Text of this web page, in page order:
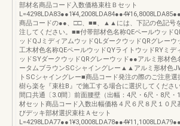
部材名商品コード入数価格束柱Ｂセット
商品コードの●●、□□、■■、▲▲には、下記の色記号
注してください。■■付帯部材色名称QEペールウッド
ッドQJミディアムウッドQLダークウッドQRグレーウ
工木材色名称QEペールウッドQYライトウッドRYミデ
ッドSYダークウッドQRグレーウッド●●アルミ形材色
ータムブラウンSCシャイングレー▲▲アルミ形材色
トSCシャイングレー■商品コード発注の際のご注意選
樹ら楽を『束柱B』で施工する場合に選択してくださ
間口共通〔3.0間〕前面腰壁（出幅：4尺・6尺・8尺・
材セット商品コード入数出幅価格４尺６尺８尺１０尺
びデッキ部材選択束柱Ａセット